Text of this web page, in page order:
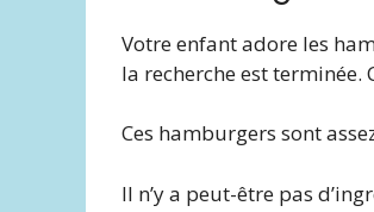
Votre enfant adore les
la recherche est terminée.
Ces hamburgers sont
Il n’y a peut-être pas